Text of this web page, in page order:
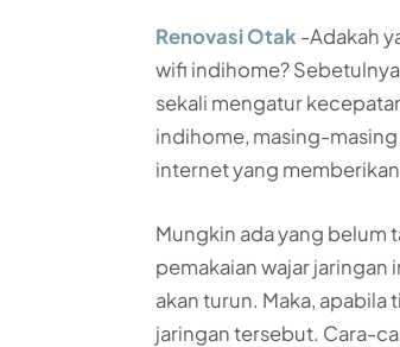
Renovasi Otak -Adakah
wifi indihome?
sekali mengatur
indihome, masing-
internet yang
Mungkin ada yang belum
pemakaian wajar jaringan
akan turun. Maka, apabila
jaringan tersebut. Cara-